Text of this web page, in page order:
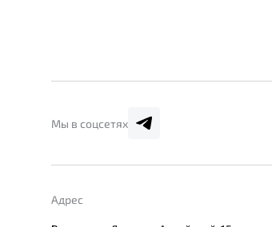
Мы в соцсетях
Адрес